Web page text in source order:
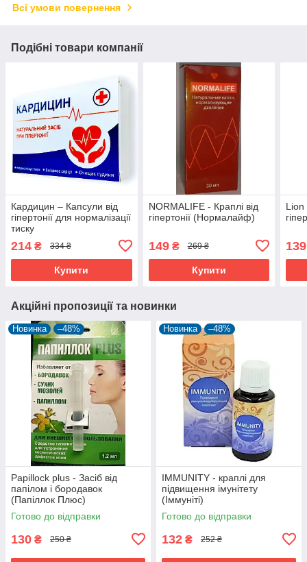
Всі умови повернення
Подібні товари компанії
Кардицин – Капсули від
гіпертонії для нормалізації
тиску
214 ₴ 334 ₴
Купити
NORMALIFE - Краплі від
гіпертонії (Нормалайф)
149₴ 269 ₴
Купити
Lion
139
Акційні пропозиції та новинки
Новинка –48%
Papillock plus - Засіб від
папілом і бородавок
(Папіллок Плюс)
Готово до відправки
130 ₴ 250 ₴
Новинка –48%
IMMUNITY - краплі для
підвищення імунітету
(Іммуніті)
Готово до відправки
132 ₴ 252 ₴